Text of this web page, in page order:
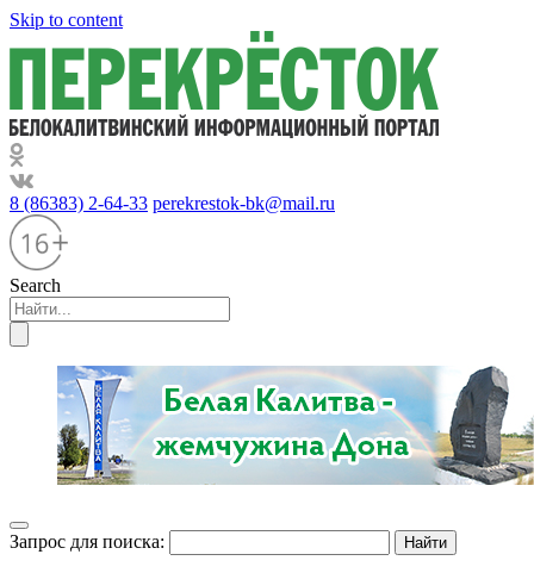
Skip to content
8 (86383) 2-64-33 perekrestok-bk@mail.ru
Search
Запрос для поиска: